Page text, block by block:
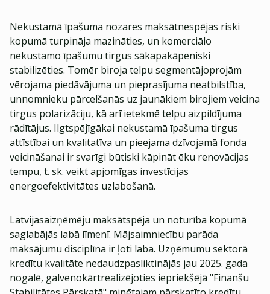
Nekustamā īpašuma nozares maksātnespējas riski
kopumā turpināja mazināties, un komerciālo
nekustamo īpašumu tirgus sākapakāpeniski
stabilizēties. Tomēr biroja telpu segmentājoprojām
vērojama piedāvājuma un pieprasījuma neatbilstība,
unnomnieku pārcelšanās uz jaunākiem birojiem veicina
tirgus polarizāciju, kā arī ietekmē telpu aizpildījuma
rādītājus. Ilgtspējīgākai nekustamā īpašuma tirgus
attīstībai un kvalitatīva un pieejama dzīvojamā fonda
veicināšanai ir svarīgi būtiski kāpināt ēku renovācijas
tempu, t. sk. veikt apjomīgas investīcijas
energoefektivitātes uzlabošanā.
Latvijasaizņēmēju maksātspēja un noturība kopumā
saglabājās labā līmenī. Mājsaimniecību parāda
maksājumu disciplīna ir ļoti laba. Uzņēmumu sektorā
kredītu kvalitāte nedaudzpasliktinājās jau 2025. gada
nogalē, galvenokārtrealizējoties iepriekšējā "Finanšu